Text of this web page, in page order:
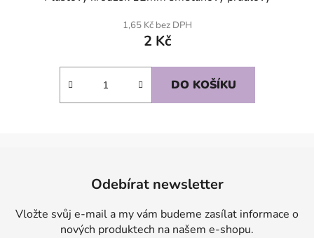
1,65 Kč bez DPH
2 Kč
DO KOŠÍKU
Odebírat newsletter
Vložte svůj e-mail a my vám budeme zasílat informace o
nových produktech na našem e-shopu.